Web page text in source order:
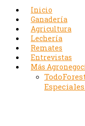
Inicio
Ganadería
Agricultura
Lechería
Remates
Entrevistas
Más
Todo
Especiales